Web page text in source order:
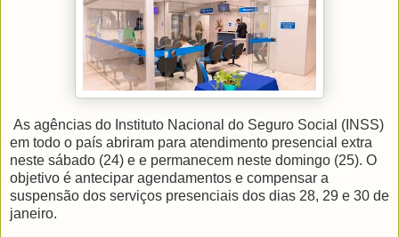
As agências do Instituto Nacional do Seguro Social (INSS)
em todo o país abriram para atendimento presencial extra
neste sábado (24) e e permanecem neste domingo (25). O
objetivo é antecipar agendamentos e compensar a
suspensão dos serviços presenciais dos dias 28, 29 e 30 de
janeiro.